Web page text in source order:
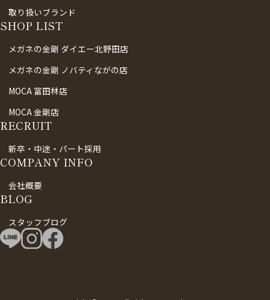
取り扱いブランド
SHOP LIST
メガネの金剛 ダイエー北野田店
メガネの金剛 ノバティながの店
MOCA 富田林店
MOCA 金剛店
RECRUIT
新卒・中途・パート採用
COMPANY INFO
会社概要
BLOG
スタッフブログ